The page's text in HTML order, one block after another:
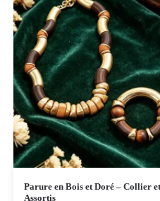
Parure en Bois et Doré – Collier
Assortis